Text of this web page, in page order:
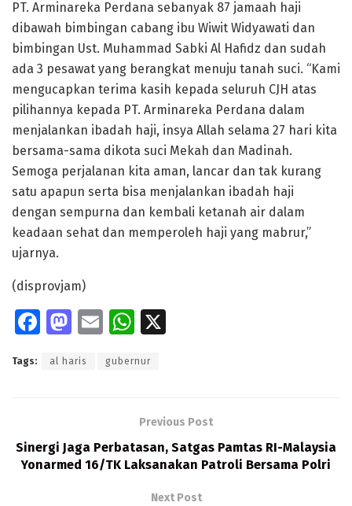
PT. Arminareka Perdana sebanyak 87 jamaah haji
dibawah bimbingan cabang ibu Wiwit Widyawati dan
bimbingan Ust. Muhammad Sabki Al Hafidz dan sudah
ada 3 pesawat yang berangkat menuju tanah suci. “Kami
mengucapkan terima kasih kepada seluruh CJH atas
pilihannya kepada PT. Arminareka Perdana dalam
menjalankan ibadah haji, insya Allah selama 27 hari kita
bersama-sama dikota suci Mekah dan Madinah.
Semoga perjalanan kita aman, lancar dan tak kurang
satu apapun serta bisa menjalankan ibadah haji
dengan sempurna dan kembali ketanah air dalam
keadaan sehat dan memperoleh haji yang mabrur,”
ujarnya.
(disprovjam)
Fa
b
k
M
to
n
E
ai
W
at
A
p
p
Tags: al haris gubernur
Previous Post
Sinergi Jaga Perbatasan, Satgas Pamtas RI-Malaysia
Yonarmed 16/TK Laksanakan Patroli Bersama Polri
Next Post